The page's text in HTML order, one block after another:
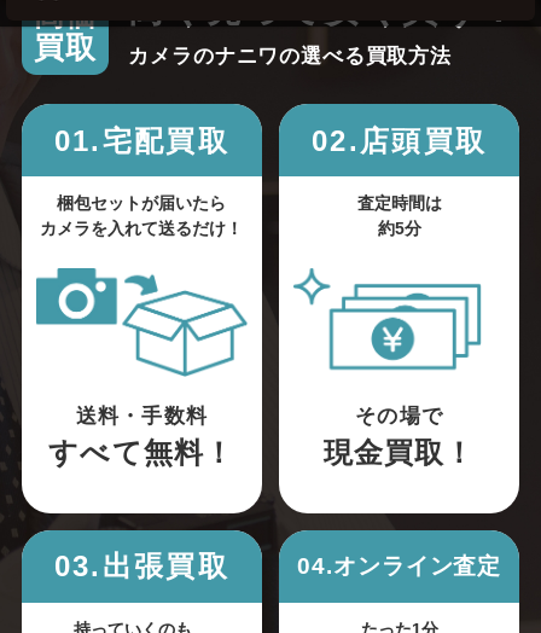
高価
買取
カメラのナニワの選べる買取方法
01.宅配買取
梱包セットが届いたら
カメラを入れて送るだけ！
送料・手数料
すべて無料！
02.店頭買取
査定時間は
約5分
その場で
現金買取！
03.出張買取
持っていくのも、
04.オンライン査定
たった1分